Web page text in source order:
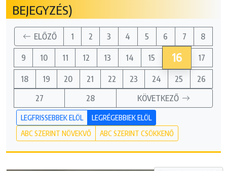
BEJEGYZÉS)
ELŐZŐ 1 2 3 4 5 6 7 8
9 10 11 12 13 14 15 16 17
18 19 20 21 22 23 24 25
26
27
28 KÖVETKEZŐ
LEGFRISSEBBEK ELÖL
LEGRÉGEBBIEK ELÖL
ABC SZERINT NÖVEKVŐ
ABC SZERINT CSÖKKENŐ